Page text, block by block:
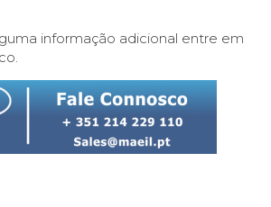
informação adicional entre em